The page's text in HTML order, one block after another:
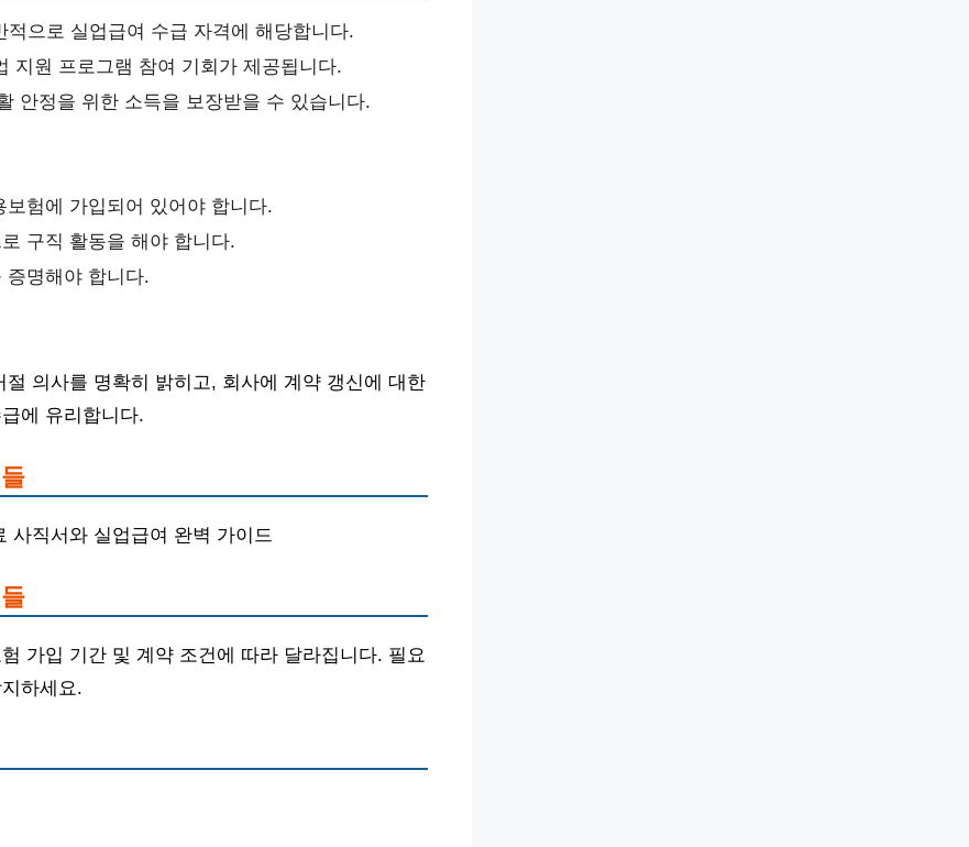
으로 실업급여 수급 자격에 해당합니다.
지원 프로그램 참여 기회가 제공됩니다.
안정을 위한 소득을 보장받을 수 있습니다.
험에 가입되어 있어야 합니다.
구직 활동을 해야 합니다.
명해야 합니다.
의사를 명확히 밝히고, 회사에 계약 갱신에 대한
에 유리합니다.
사직서와 실업급여 완벽 가이드
가입 기간 및 계약 조건에 따라 달라집니다. 필요
하세요.